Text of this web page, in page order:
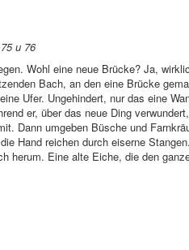
u 76
Wohl eine neue Brücke? Ja,
Bach, an den eine Brücke
Ufer. Ungehindert, nur das eine
er, über das neue Ding
Dann umgeben Büsche und
Hand reichen durch eiserne
herum. Eine alte Eiche, die den